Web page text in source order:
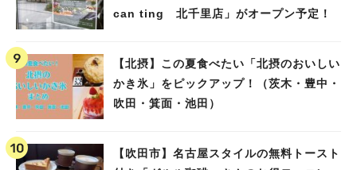
can ting 北千里店」がオープン予定！
【北摂】この夏食べたい「北摂のおいしい
かき氷」をピックアップ！（茨木・豊中・
吹田・箕面・池田）
【吹田市】名古屋スタイルの無料トースト